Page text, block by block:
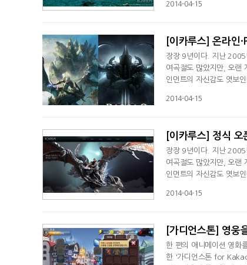
2014-04-15
[이카루스] 온라인
장장 9년이다. 지난 2005
여곡절도 많았지만, 오랜
인먼트의 자신감도 엿보
2014-04-15
[이카루스] 정식
장장 9년이다. 지난 2005
여곡절도 많았지만, 오랜
인먼트의 자신감도 엿보
2014-04-15
[가디언스톤] 영웅
한 편의 애니메이션 영화
한 '가디언스톤 for